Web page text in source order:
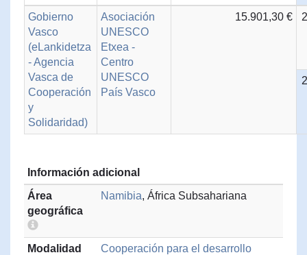
Gobierno
Vasco
(eLankidetza
- Agencia
Vasca de
Cooperación
y
Solidaridad)
Asociación
UNESCO
Etxea -
Centro
UNESCO
País Vasco
15.901,30 €
Información adicional
Área
geográfica
Namibia, África Subsahariana
Modalidad Cooperación para el desarrollo